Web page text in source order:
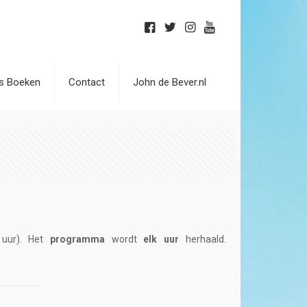
Boeken Contact John de Bever.nl
Het programma wordt elk uur herhaald.